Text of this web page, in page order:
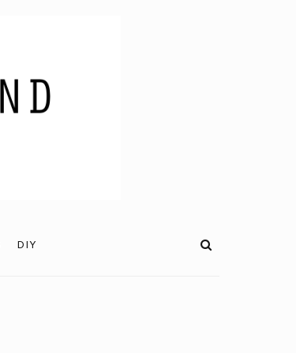
DIY